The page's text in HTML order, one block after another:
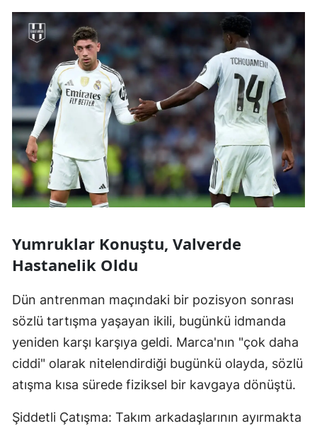
Yumruklar Konuştu, Valverde
Hastanelik Oldu
Dün antrenman maçındaki bir pozisyon sonrası
sözlü tartışma yaşayan ikili, bugünkü idmanda
yeniden karşı karşıya geldi. Marca'nın "çok daha
ciddi" olarak nitelendirdiği bugünkü olayda, sözlü
atışma kısa sürede fiziksel bir kavgaya dönüştü.
Şiddetli Çatışma: Takım arkadaşlarının ayırmakta